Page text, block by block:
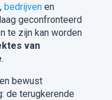
, bedrijvenen
geconfronteerd
te zijn kan worden
van
.
bewust
de terugkerende